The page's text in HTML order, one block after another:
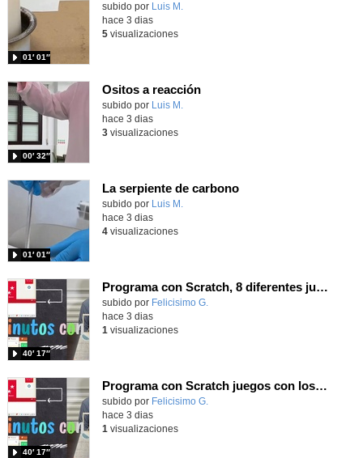
Contenido educativo.
subido por Luis M.
01′ 01″
hace 3 dias
5visualizaciones
Ositos a reacción
Contenido educativo.
subido por Luis M.
00′ 32″
hace 3 dias
3visualizaciones
La serpiente de carbono
Contenido educativo.
subido por Luis M.
01′ 01″
hace 3 dias
4visualizaciones
Programa con Scratch, 8 diferentes juegos para vivir la emoción de los partidos de España en el mundial 2026
Contenido educativo.
subido por Felicisimo G.
40′ 17″
hace 3 dias
1 visualizaciones
Programa con Scratch juegos con los partidos del mundial 2026 ganados por España
Contenido educativo.
subido por Felicisimo G.
40′ 17″
hace 3 dias
1 visualizaciones